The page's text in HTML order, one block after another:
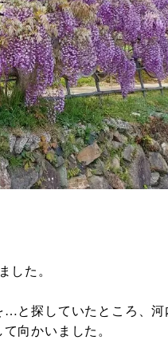
した。
探していたところ、河
向かいました。